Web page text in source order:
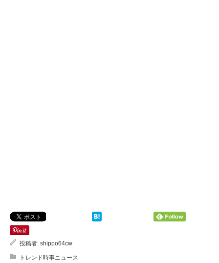
投稿者: shippo64cw
トレンド時事ニュース